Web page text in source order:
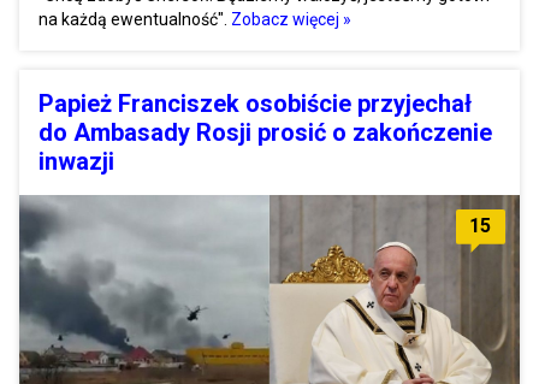
na każdą ewentualność". Zobacz więcej »
Papież Franciszek osobiście przyjechał
do Ambasady Rosji prosić o zakończenie
inwazji
15